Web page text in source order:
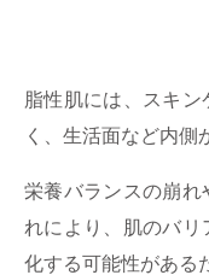
脂性肌には、スキ
く、生活面など内側
栄養バランスの崩れ
れにより、肌のバ
化する可能性がある